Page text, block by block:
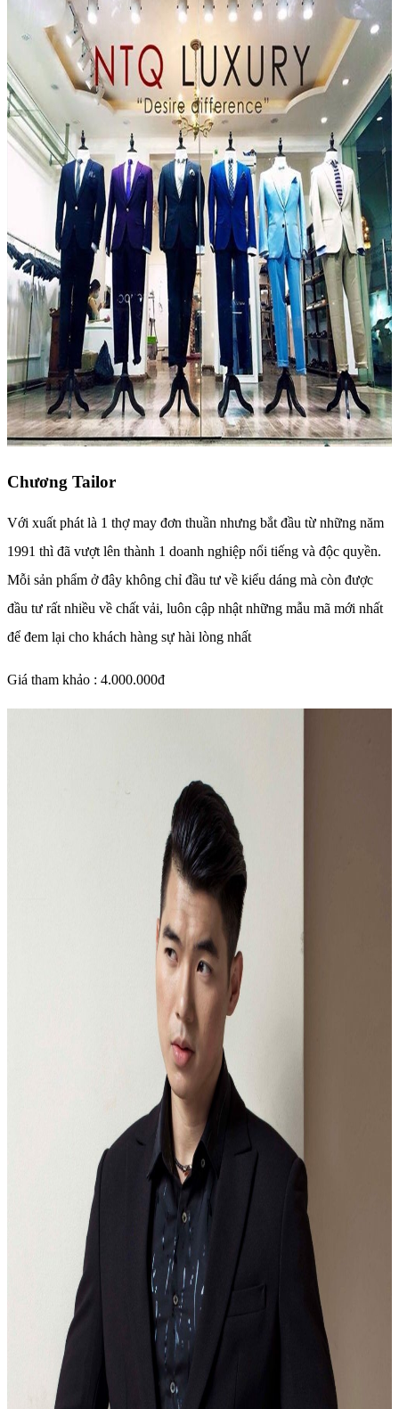
Chương Tailor
Với xuất phát là 1 thợ may đơn thuần nhưng bắt đầu từ những năm
1991 thì đã vượt lên thành 1 doanh nghiệp nổi tiếng và độc quyền.
Mỗi sản phẩm ở đây không chỉ đầu tư về kiểu dáng mà còn được
đầu tư rất nhiều về chất vải, luôn cập nhật những mẫu mã mới nhất
để đem lại cho khách hàng sự hài lòng nhất
Giá tham khảo : 4.000.000đ